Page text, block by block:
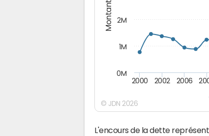
2000 2002 2006
0M
1M
2M
© JDN 2026
L'encours de la dette